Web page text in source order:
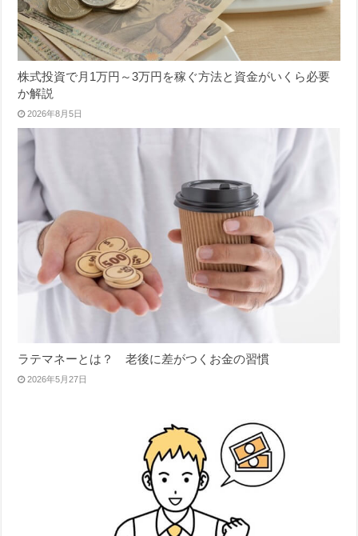
株式投資で月1万円～3万円を稼ぐ方法と資金がいくら必要
か解説
2026年8月5日
ラテマネーとは？ 老後に差がつくお金の習慣
2026年5月27日